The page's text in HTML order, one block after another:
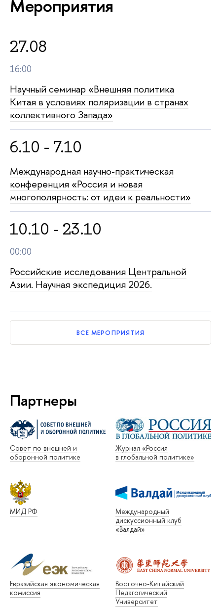
Мероприятия
27.08
16:00
Научный семинар «Внешняя политика
Китая в условиях поляризации в странах
коллективного Запада»
6.10 - 7.10
Международная научно-практическая
конференция «Россия и новая
многополярность: от идеи к реальности»
10.10 - 23.10
00:00
Российские исследования Центральной
Азии. Научная экспедиция 2026.
ВСЕ МЕРОПРИЯТИЯ
Партнеры
Совет по внешней и
оборонной политике
Журнал «Россия
в глобальной политике»
МИД РФ
Международный
дискуссионный клуб
«Валдай»
Евразийская экономическая
комиссия
Восточно-Китайский
Педагогический
Университет